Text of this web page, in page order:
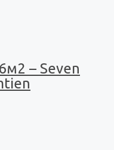
– Seven